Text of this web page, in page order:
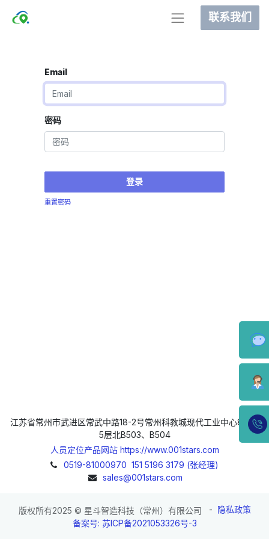
联系我们
Email
密码
登录
重置密码
江苏省常州市武进区常武中路18-2号常州科教城现代工业中心8号楼
5层北B503、B504
人员定位产品网站 https://www.001stars.com
0519-81000970 151 5196 3179 (张经理)
sales@001stars.com
版权所有2025 © 星斗智造科技（常州）有限公司 - 隐私政策
备案号: 苏ICP备2021053326号-3